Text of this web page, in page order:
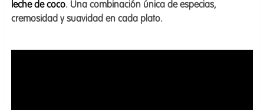
leche de coco. Una combinación única de especias,
cremosidad y suavidad en cada plato.